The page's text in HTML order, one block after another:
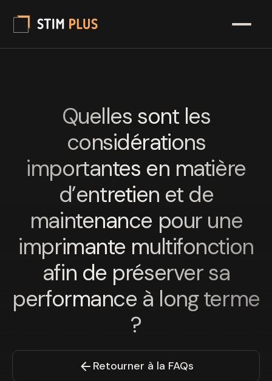
Quelles sont les
considérations
importantes en matière
d’entretien et de
maintenance pour une
imprimante multifonction
afin de préserver sa
performance à long terme
?
Retourner à la FAQs